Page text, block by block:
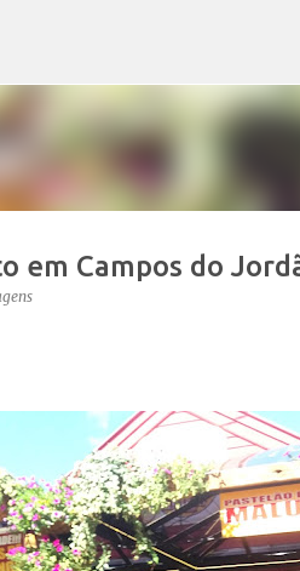
em Campos do